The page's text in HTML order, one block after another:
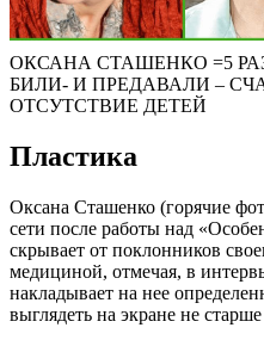
ОКСАНА СТАШЕНКО =5
БИЛИ- И ПРЕДАВАЛИ –
ОТСУТСТВИЕ ДЕТЕЙ
Пластика
Оксана Сташенко (горячие
сети после работы над
скрывает от поклонников
медициной, отмечая, в
накладывает на нее
выглядеть на экране не